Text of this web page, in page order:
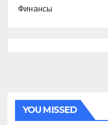
Финансы
YOU MISSED